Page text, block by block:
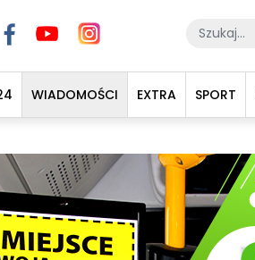
WIADOMOŚCI EXTRA SPORT